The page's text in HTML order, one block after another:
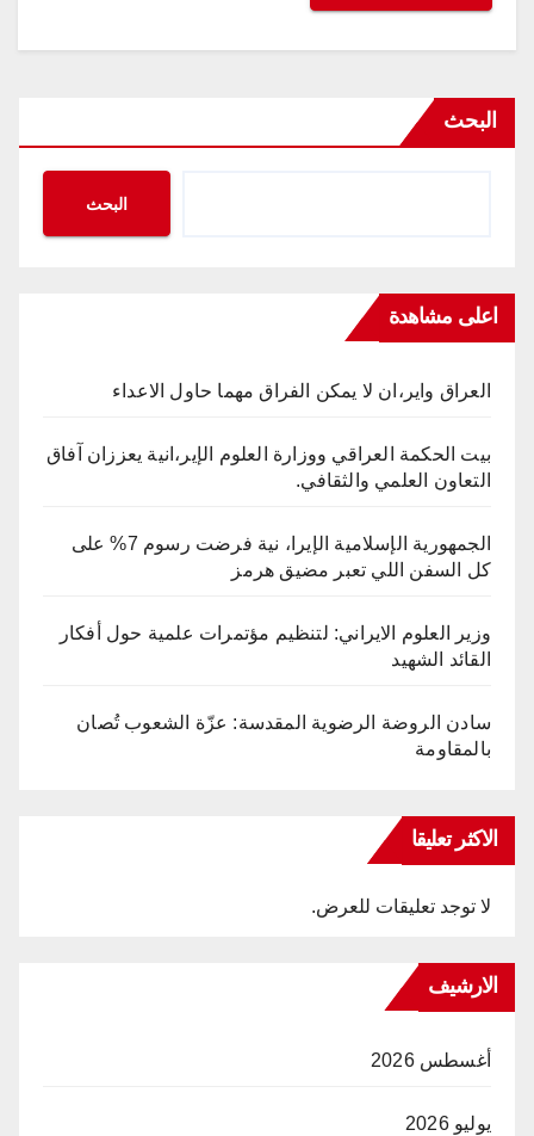
البحث
البحث
اعلى مشاهدة
العراق واير،ان لا يمكن الفراق مهما حاول الاعداء
بيت الحكمة العراقي ووزارة العلوم الإير،انية يعززان آفاق
التعاون العلمي والثقافي.
الجمهورية الإسلامية الإيرا، نية فرضت رسوم 7% على
كل السفن اللي تعبر مضيق هرمز
وزير العلوم الايراني: لتنظيم مؤتمرات علمية حول أفكار
القائد الشهيد
سادن الروضة الرضوية المقدسة: عزّة الشعوب تُصان
بالمقاومة
الاكثر تعليقا
لا توجد تعليقات للعرض.
الارشيف
أغسطس 2026
يوليو 2026